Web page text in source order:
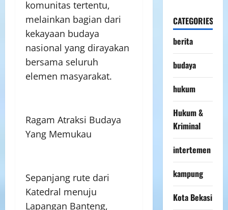
komunitas tertentu,
melainkan bagian dari
kekayaan budaya
nasional yang dirayakan
bersama seluruh
elemen masyarakat.
Ragam Atraksi Budaya
Yang Memukau
Sepanjang rute dari
Katedral menuju
Lapangan Banteng,
CATEGORIES
berita
budaya
hukum
Hukum &
Kriminal
intertemen
kampung
Kota Bekasi